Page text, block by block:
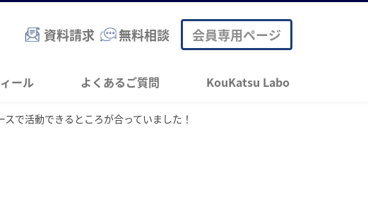
資料請求 無料相談 会員専用ページ
ール よくあるご質問 KouKatsu Labo
スで活動できるところが合っていました！